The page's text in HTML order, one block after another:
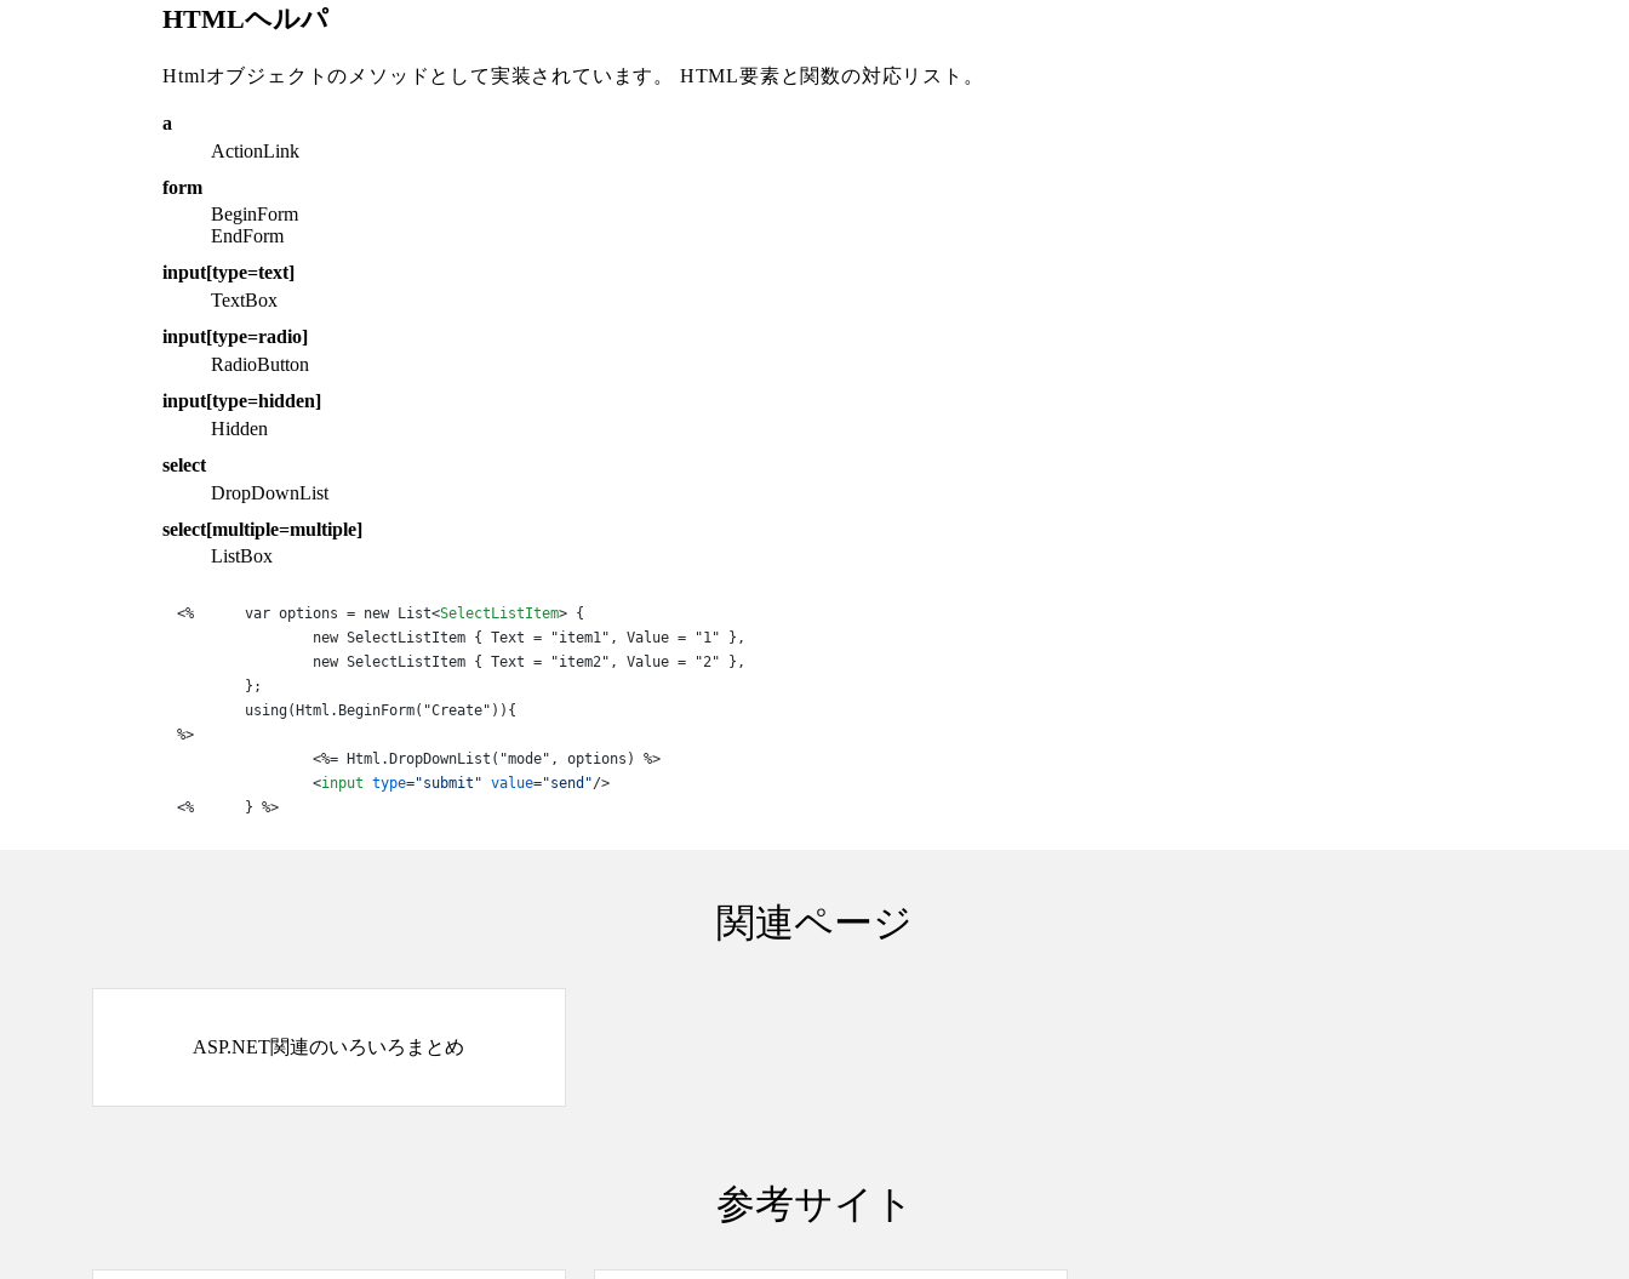
HTMLヘルパ
Htmlオブジェクトのメソッドとして実装されています。 HTML要素と関数の対応リスト。
a
ActionLink
form
BeginForm
EndForm
input[type=text]
TextBox
input[type=radio]
RadioButton
input[type=hidden]
Hidden
select
DropDownList
select[multiple=multiple]
ListBox
<%	var options = new List<SelectListItem> {
%>
		<%= Html.DropDownList("mode", options) %>
<input type="submit" value="send"/>
<%	} %>
関連ページ
ASP.NET関連のいろいろまとめ
参考サイト